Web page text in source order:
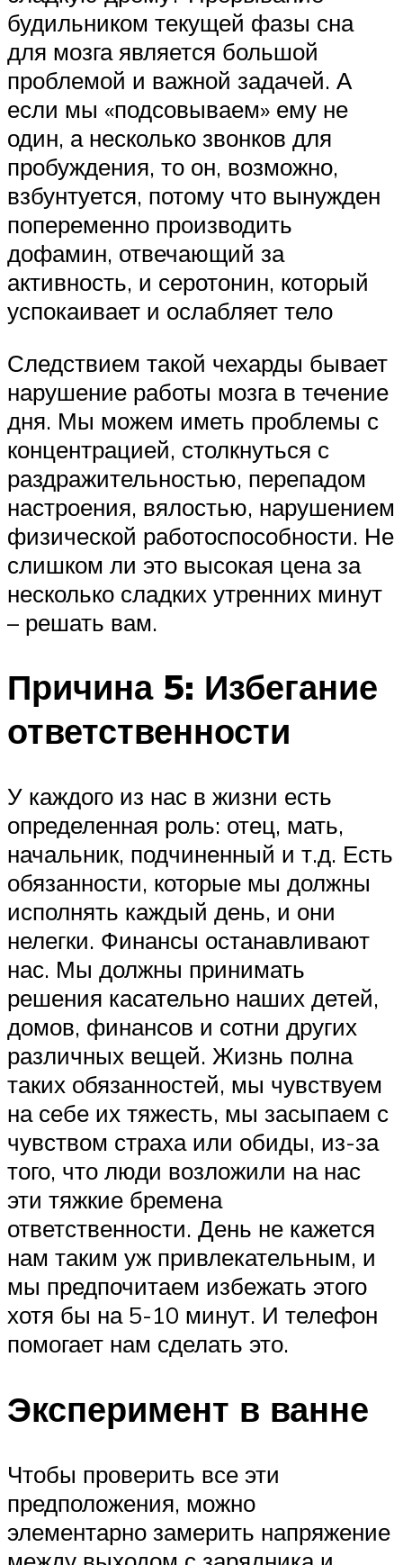
будильником текущей фазы сна
для мозга является большой
проблемой и важной задачей. А
если мы «подсовываем» ему не
один, а несколько звонков для
пробуждения, то он, возможно,
взбунтуется, потому что вынужден
попеременно производить
дофамин, отвечающий за
активность, и серотонин, который
успокаивает и ослабляет тело
Следствием такой чехарды бывает
нарушение работы мозга в течение
дня. Мы можем иметь проблемы с
концентрацией, столкнуться с
раздражительностью, перепадом
настроения, вялостью, нарушением
физической работоспособности. Не
слишком ли это высокая цена за
несколько сладких утренних минут
– решать вам.
Причина 5: Избегание
ответственности
У каждого из нас в жизни есть
определенная роль: отец, мать,
начальник, подчиненный и т.д. Есть
обязанности, которые мы должны
исполнять каждый день, и они
нелегки. Финансы останавливают
нас. Мы должны принимать
решения касательно наших детей,
домов, финансов и сотни других
различных вещей. Жизнь полна
таких обязанностей, мы чувствуем
на себе их тяжесть, мы засыпаем с
чувством страха или обиды, из-за
того, что люди возложили на нас
эти тяжкие бремена
ответственности. День не кажется
нам таким уж привлекательным, и
мы предпочитаем избежать этого
хотя бы на 5-10 минут. И телефон
помогает нам сделать это.
Эксперимент в ванне
Чтобы проверить все эти
предположения, можно
элементарно замерить напряжение